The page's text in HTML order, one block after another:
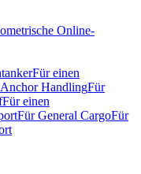
Online-
Für einen
HandlingFür
Für einen
Für General CargoFür